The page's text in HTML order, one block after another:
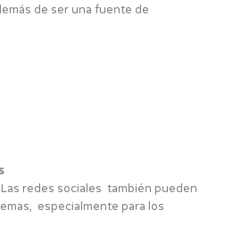
de ser una fuente de
redes sociales también pueden
especialmente para los